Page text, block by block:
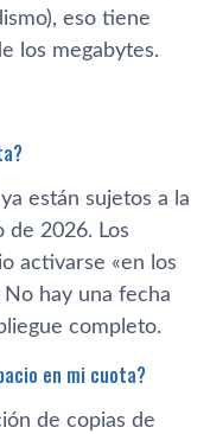
eso tiene
los megabytes.
están sujetos a la
de 2026. Los
activarse «en los
No hay una fecha
completo.
en mi cuota?
de copias de